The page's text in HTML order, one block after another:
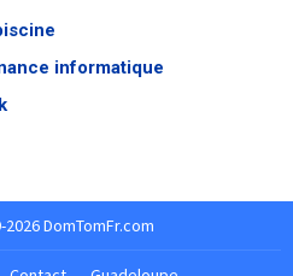
informatique
DomTomFr.com